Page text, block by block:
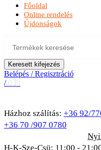
Főoldal
Online rendelés
Újdonságok
Keresett kifejezés
Belépés / Regisztráció
/ 0 Ft
Házhoz szálítás: +36 92/
+36 70 /907 0780
H-K-Sze-Csü: 11:00 -